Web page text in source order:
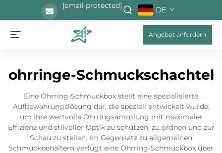
[email protected] DE
Angebot anfordern
ohrringe-Schmuckschachtel
Eine Ohrring-Schmuckbox stellt eine spezialisierte
Aufbewahrungslösung dar, die speziell entwickelt wurde,
um Ihre wertvolle Ohrringsammlung mit maximaler
Effizienz und stilvoller Optik zu schützen, zu ordnen und zur
Schau zu stellen. Im Gegensatz zu allgemeinen
Schmuckbehältern verfügt eine Ohrring-Schmuckbox über